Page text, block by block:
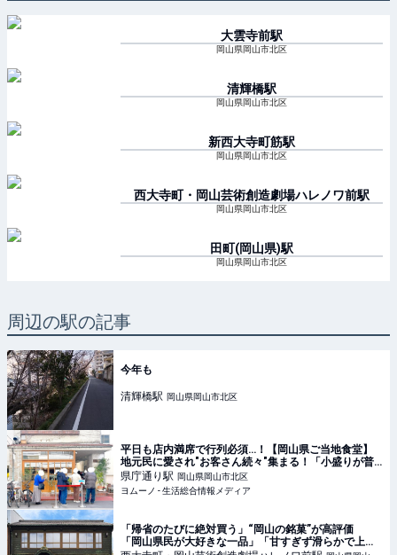
大雲寺前駅
岡山県岡山市北区
清輝橋駅
岡山県岡山市北区
新西大寺町筋駅
岡山県岡山市北区
西大寺町・岡山芸術創造劇場ハレノワ前駅
岡山県岡山市北区
田町(岡山県)駅
岡山県岡山市北区
周辺の駅の記事
今年も
清輝橋駅 岡山県岡山市北区
平日も店内満席で行列必須…！【岡山県ご当地食堂】
地元民に愛され"お客さん続々"集まる！「小盛りが普
通盛りのやつ」「このボリュームよ…！」 | ヨムーノ
県庁通り駅 岡山県岡山市北区
ヨムーノ - 生活総合情報メディア
「帰省のたびに絶対買う」“岡山の銘菓”が高評価
「岡山県民が大好きな一品」「甘すぎず滑らかで上